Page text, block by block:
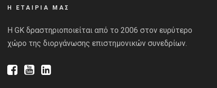
Η ΕΤΑΙΡΙΑ ΜΑΣ
Η GK δραστηριοποιείται από το 2006 στον ευρύτερο
χώρο της διοργάνωσης επιστημονικών συνεδρίων.